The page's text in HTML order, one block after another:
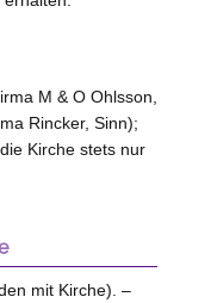
M & O Ohlsson,
Rincker, Sinn);
Kirche stets nur
mit Kirche). –